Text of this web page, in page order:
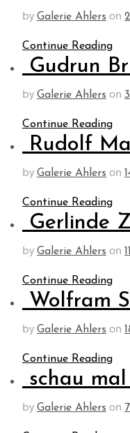
by Galerie Ahlers on
Continue Reading
Gudrun
by Galerie Ahlers on
Continue Reading
Rudolf
by Galerie Ahlers on
Continue Reading
Gerlinde
by Galerie Ahlers on
Continue Reading
Wolfram
by Galerie Ahlers on
Continue Reading
schau
by Galerie Ahlers on